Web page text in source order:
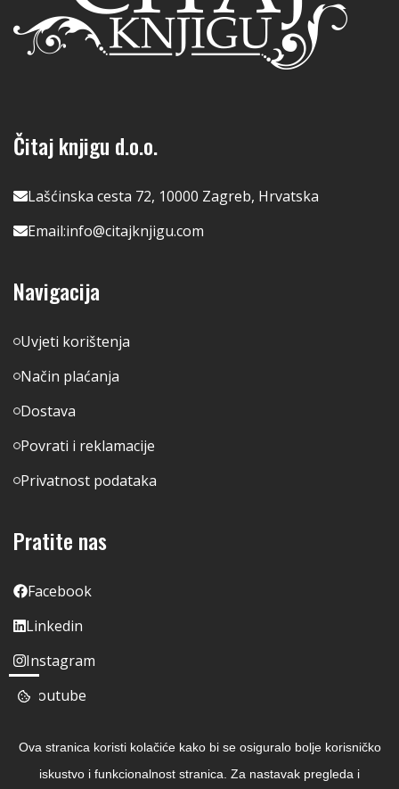
Čitaj knjigu d.o.o.
Lašćinska cesta 72, 10000 Zagreb, Hrvatska
Email:info@citajknjigu.com
Navigacija
Uvjeti korištenja
Način plaćanja
Dostava
Povrati i reklamacije
Privatnost podataka
Pratite nas
Facebook
Linkedin
Instagram
Youtube
Ova stranica koristi kolačiće kako bi se osiguralo bolje korisničko
iskustvo i funkcionalnost stranica. Za nastavak pregleda i